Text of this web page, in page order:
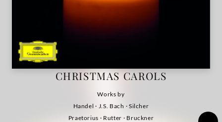
CHRISTMAS CAROLS
Works by
Handel · J.S. Bach · Silcher
Praetorius · Rutter · Bruckner